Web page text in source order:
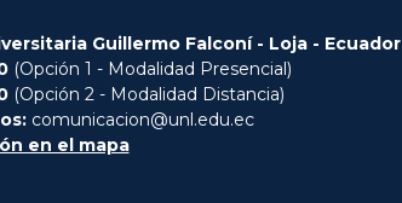
Guillermo Falconí - Loja - Ecuador
(Opción 1 - Modalidad Presencial)
(Opción 2 - Modalidad Distancia)
comunicacion@unl.edu.ec
en el mapa